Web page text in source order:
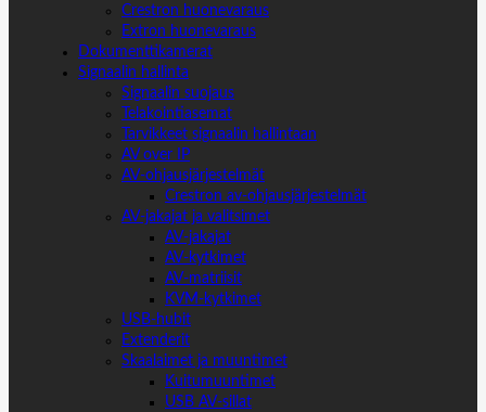
Crestron huonevaraus
Extron huonevaraus
Dokumenttikamerat
Signaalin hallinta
Signaalin suojaus
Telakointiasemat
Tarvikkeet signaalin hallintaan
AV over IP
AV-ohjausjärjestelmät
Crestron av-ohjausjärjestelmät
AV-jakajat ja valitsimet
AV-jakajat
AV-kytkimet
AV-matriisit
KVM-kytkimet
USB-hubit
Extenderit
Skaalaimet ja muuntimet
Kuitumuuntimet
USB AV-sillat